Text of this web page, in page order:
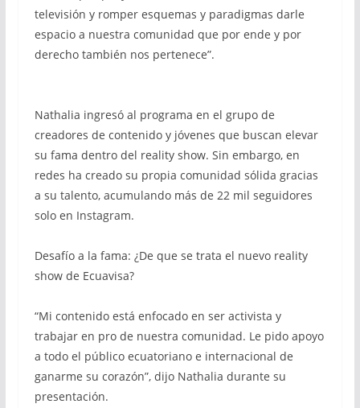
televisión y romper esquemas y paradigmas darle
espacio a nuestra comunidad que por ende y por
derecho también nos pertenece”.
Nathalia ingresó al programa en el grupo de
creadores de contenido y jóvenes que buscan elevar
su fama dentro del reality show. Sin embargo, en
redes ha creado su propia comunidad sólida gracias
a su talento, acumulando más de 22 mil seguidores
solo en Instagram.
Desafío a la fama: ¿De que se trata el nuevo reality
show de Ecuavisa?
“Mi contenido está enfocado en ser activista y
trabajar en pro de nuestra comunidad. Le pido apoyo
a todo el público ecuatoriano e internacional de
ganarme su corazón”, dijo Nathalia durante su
presentación.